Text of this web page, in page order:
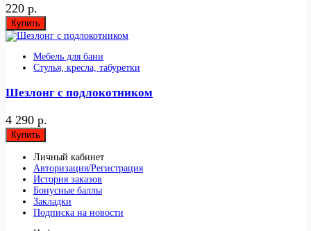
220 р.
Купить
Мебель для бани
Стулья, кресла, табуретки
Шезлонг с подлокотником
4 290 р.
Купить
Личный кабинет
Авторизация/Регистрация
История заказов
Бонусные баллы
Закладки
Подписка на новости